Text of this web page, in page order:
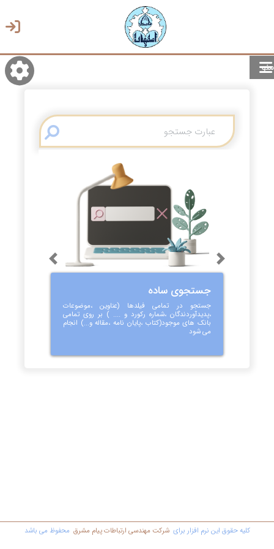
منو
انتخاب زبان
جستجوی ساده
جستجو در تمامی فیلدها (عناوین ،موضوعات
،پدیدآوردندگان ،شماره رکورد و .... ) بر روی تمامی
بانک های موجود(کتاب ،پایان نامه ،مقاله و...) انجام
می شود
Previous Next
کليه حقوق اين نرم افزار برای شرکت مهندسي ارتباطات پیام مشرق محفوظ مي باشد